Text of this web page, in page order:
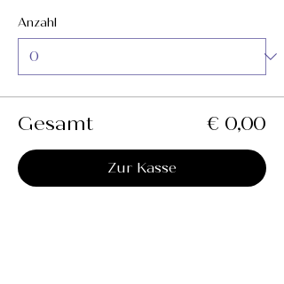
Anzahl
Gesamt € 0,00
Zur Kasse